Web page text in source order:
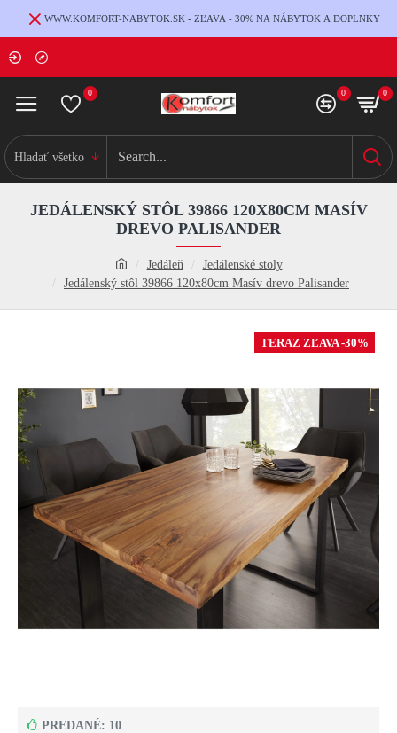
WWW.KOMFORT-NABYTOK.SK - ZĽAVA - 30% NA NÁBYTOK A DOPLNKY
0 0 0
Hladať všetko
Jedáleň
Jedálenské stoly
Jedálenský stôl 39866 120x80cm Masív drevo Palisander
JEDÁLENSKÝ STÔL 39866 120X80CM MASÍV
DREVO PALISANDER
TERAZ ZĽAVA -30%
PREDANÉ: 10